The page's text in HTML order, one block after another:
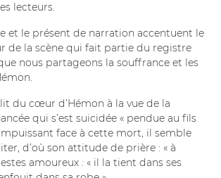
lecteurs.
et le présent de narration accentuent le
de la scène qui fait partie du registre
nous partageons la souffrance et les
du cœur d’Hémon à la vue de la
qui s’est suicidée « pendue au fils
face à cette mort, il semble
d’où son attitude de prière : « à
amoureux : « il la tient dans ses